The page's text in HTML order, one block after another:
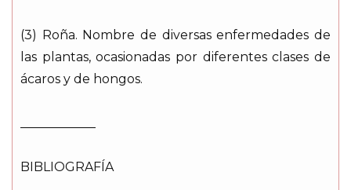
(3) Roña. Nombre de diversas enfermedades de
las plantas, ocasionadas por diferentes clases de
ácaros y de hongos.
BIBLIOGRAFÍA